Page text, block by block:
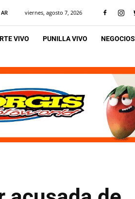
viernes, agosto 7, 2026
VIVO PUNILLA VIVO NEGOCIOS